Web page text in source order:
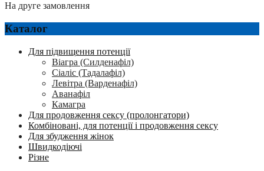
На друге замовлення
Каталог
Для підвищення потенції
Віагра (Силденафіл)
Сіаліс (Тадалафіл)
Левітра (Варденафіл)
Аванафіл
Камагра
Для продовження сексу (пролонгатори)
Комбіновані, для потенції і продовження сексу
Для збудження жінок
Швидкодіючі
Різне